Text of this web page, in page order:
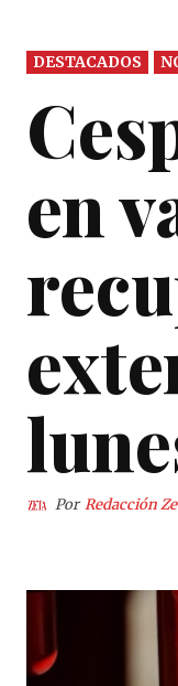
DESTACADOS
en
Por Redacción